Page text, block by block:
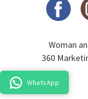
Woman
360
WhatsApp